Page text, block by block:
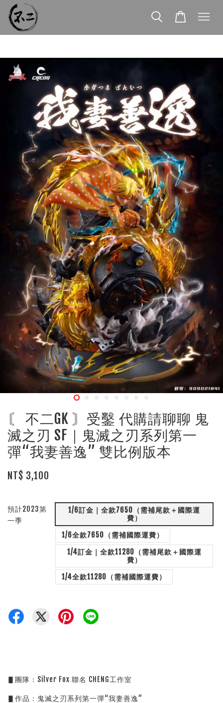
〘 不二GK 〙受鑿 代購請聊聊 鬼
滅之刃 SF｜鬼滅之刃系列第一
彈“我妻善逸” 雙比例版本
NT$ 3,100
預計2023第
一季
1/6訂金｜全款7650（需補尾款＋國際運
費）
1/6全款7650（需補國際運費）
1/4訂金｜全款11280（需補尾款＋國際運
費）
1/4全款11280（需補國際運費）
▋團隊：Silver Fox 聯名 CHENG工作室
▋作品：鬼滅之刃系列第一彈“我妻善逸”